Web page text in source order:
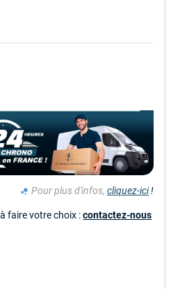
bubble_chart Pour plus d'infos, cliquez-ici!
faire votre choix :contactez-nous